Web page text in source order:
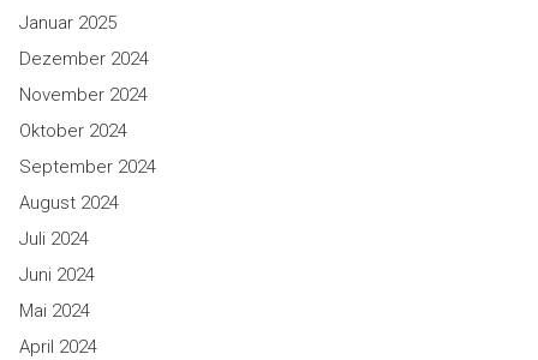
Januar 2025
Dezember 2024
November 2024
Oktober 2024
September 2024
August 2024
Juli 2024
Juni 2024
Mai 2024
April 2024